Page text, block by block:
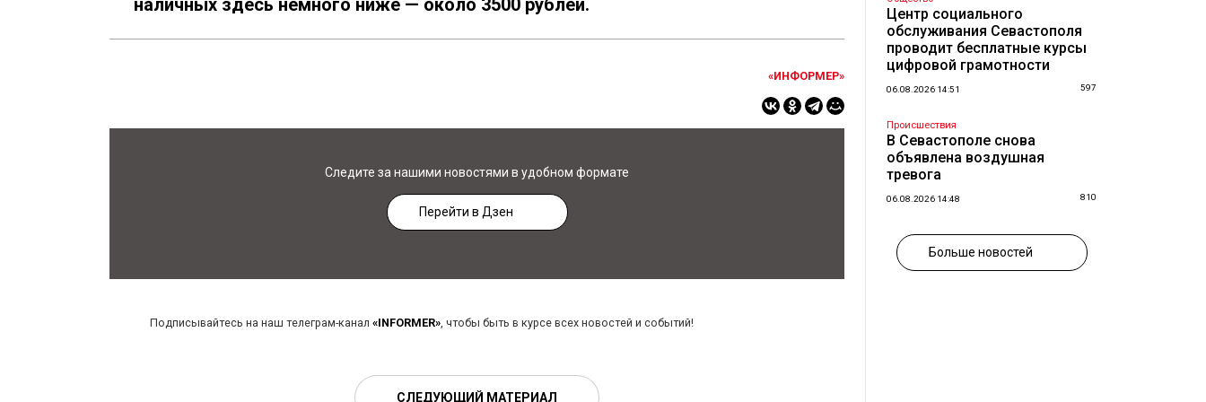
наличных здесь немного ниже — около 3500 рублей.
«ИНФОРМЕР»
Следите за нашими новостями в удобном формате
Перейти в Дзен
Подписывайтесь на наш телеграм-канал «INFORMER», чтобы быть в курсе всех новостей и событий!
СЛЕДУЮЩИЙ МАТЕРИАЛ
Центр социального
обслуживания Севастополя
проводит бесплатные курсы
цифровой грамотности
06.08.2026 14:51 597
Происшествия
В Севастополе снова
объявлена воздушная
тревога
06.08.2026 14:48 810
Больше новостей